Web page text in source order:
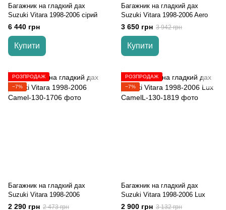
Багажник на гладкий дах
Suzuki Vitara 1998-2006 сірий
6 440 грн
Купити
Багажник на гладкий дах
Suzuki Vitara 1998-2006 Aero
3 650 грн 3 942 грн
Купити
РОЗПРОДАЖ
−7%
Багажник на гладкий дах
Suzuki Vitara 1998-2006
2 290 грн 2 473 грн
РОЗПРОДАЖ
−7%
Багажник на гладкий дах
Suzuki Vitara 1998-2006 Lux
2 900 грн 3 132 грн